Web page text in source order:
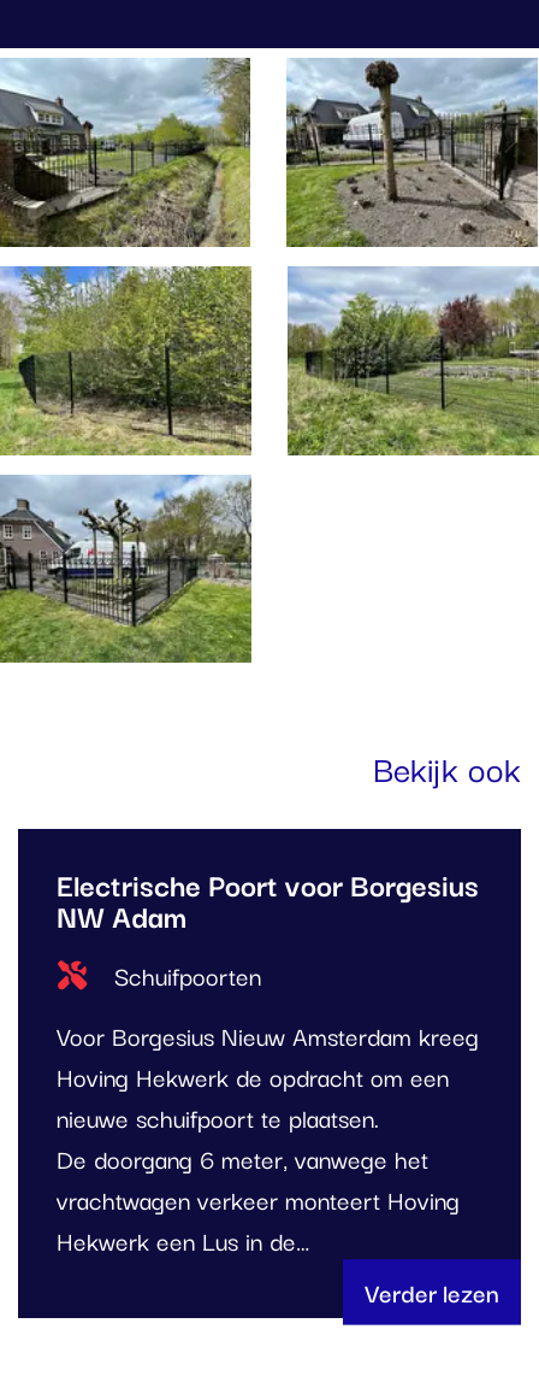
Bekijk ook
Electrische Poort voor Borgesius
NW Adam
Type project
Schuifpoorten
Voor Borgesius Nieuw Amsterdam kreeg
Hoving Hekwerk de opdracht om een
nieuwe schuifpoort te plaatsen.
De doorgang 6 meter, vanwege het
vrachtwagen verkeer monteert Hoving
Hekwerk een Lus in de…
Verder lezen